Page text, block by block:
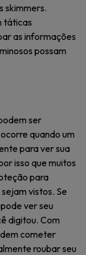
skimmers.
táticas
as informações
possam
ser
quando um
para ver sua
isso que muitos
para
vistos. Se
ver seu
digitou. Com
cometer
roubar seu